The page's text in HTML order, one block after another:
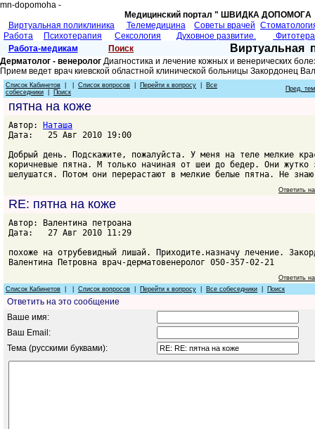
mn-dopomoha -
Медицинский портал " ШВИДКА
Виртуальная поликлиника
Телемедицина Советы врачей
Работа
Психотерапия Сексология Духовное развитие.
Работа-медикам
Поиск Виртуальная
Дерматолог - венеролог Диагностика и лечение кожных и венерических
Прием ведет врач киевской областной клинической больницы Закордонец
Список Кабинетов Список вопросов Перейти к вопросу
Все
собеседники
Поиск Пред.
пятна на коже
Автор:
Наташа
Дата: 25 Авг 2010 19:00
Добрый день. Подскажите, пожалуйста. У меня на теле мелкие
коричневые пятна. М только начиная от шеи до бедер. Они жутко
шелушатся. Потом они перерастают в мелкие белые пятна. Не
Ответить
RE: пятна на коже
Автор: Валентина петроана
Дата: 27 Авг 2010 11:29
похоже на отрубевидный лишай. Приходите.назначу лечение.
Валентина Петровна врач-дерматовенеролог 050-357-02-21
Ответить
Список Кабинетов
Список вопросов Перейти к вопросу Все собеседники Поиск
Ответить на это сообщение
Ваше имя:
Ваш Email:
Тема (русскими буквами):